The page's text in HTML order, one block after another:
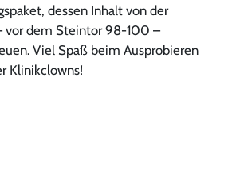
dessen Inhalt von der
vor dem Steintor 98-100 –
Viel Spaß beim Ausprobieren
Klinikclowns!